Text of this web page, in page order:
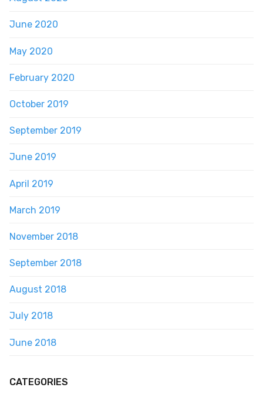
June 2020
May 2020
February 2020
October 2019
September 2019
June 2019
April 2019
March 2019
November 2018
September 2018
August 2018
July 2018
June 2018
CATEGORIES